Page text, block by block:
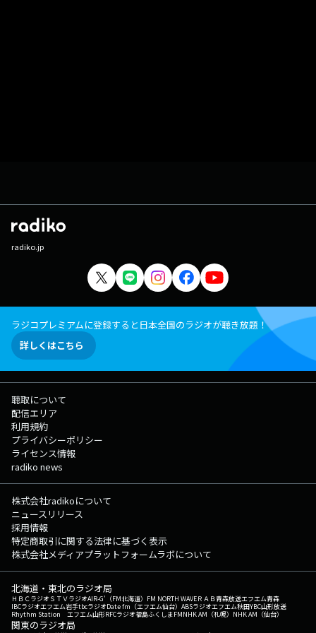
radiko.jp
ラジコプレミアムに登録すると日本全国のラジオが聴き放題！
詳しくはこちら
聴取について
配信エリア
利用規約
プライバシーポリシー
ライセンス情報
radiko news
株式会社radikoについて
ニュースリリース
採用情報
特定商取引に関する法律に基づく表示
株式会社メディアプラットフォームラボについて
北海道・東北のラジオ局
ＨＢＣラジオＳＴＶラジオAIR-G'（FM北海道） FM NORTH WAVEＲＡＢ青森放送エフエム青森
IBCラジオエフエム岩手tbcラジオDate fm（エフエム仙台） ABSラジオエフエム秋田YBC山形放送
Rhythm Station エフエム山形RFCラジオ福島ふくしまFMNHK AM（札幌） NHK AM（仙台）
関東のラジオ局